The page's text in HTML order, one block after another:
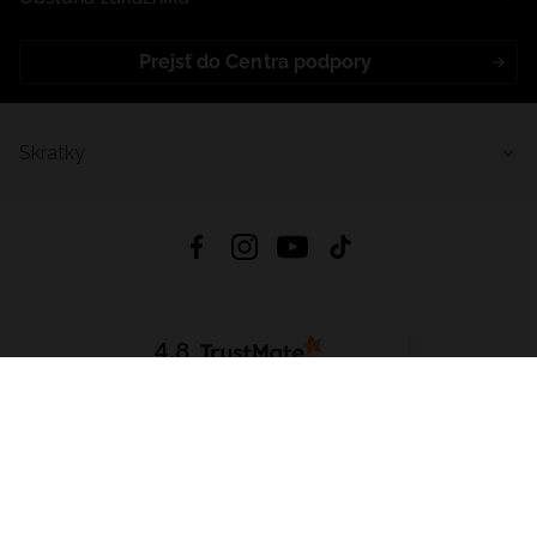
Prejsť do Centra podpory
4.8